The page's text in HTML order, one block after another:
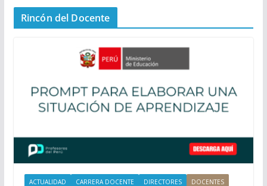
n
a
Rincón del Docente
ACTUALIDAD CARRERA DOCENTE DIRECTORES DOCENTES